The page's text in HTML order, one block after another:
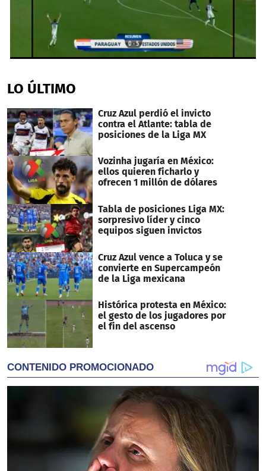
of
59
LO ÚLTIMO
Cruz Azul perdió el invicto
contra el Atlante: tabla de
posiciones de la Liga MX
Vozinha jugaría en México:
ellos quieren ficharlo y
ofrecen 1 millón de dólares
Tabla de posiciones Liga MX:
sorpresivo líder y cinco
equipos siguen invictos
Cruz Azul vence a Toluca y se
convierte en Supercampeón
de la Liga mexicana
Histórica protesta en México:
el gesto de los jugadores por
el fin del ascenso